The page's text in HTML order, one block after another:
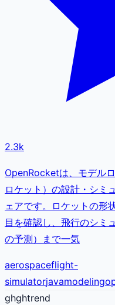
2.3k
OpenRocketは、モデル
ロケット）の設計・シミ
ェアです。ロケットの形
目を確認し、飛行のシミ
の予測）まで一気
aerospaceflight-
simulatorjavamodeling
ghghtrend